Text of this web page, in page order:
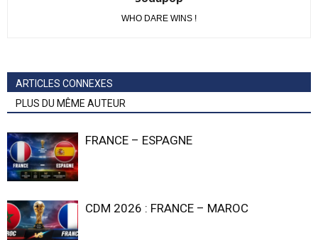
WHO DARE WINS !
ARTICLES CONNEXES
PLUS DU MÊME AUTEUR
FRANCE – ESPAGNE
CDM 2026 : FRANCE – MAROC